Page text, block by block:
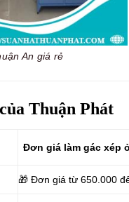
An giá rẻ
Thuận Phát
Đơn giá làm gácxép
🎁 Đơn giá từ 650.000